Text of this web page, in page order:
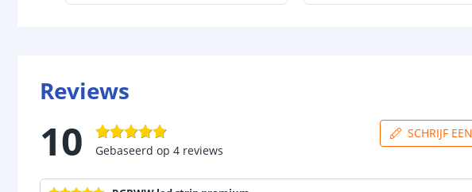
Reviews
10 Gebaseerd op 4 reviews
SCHRIJF